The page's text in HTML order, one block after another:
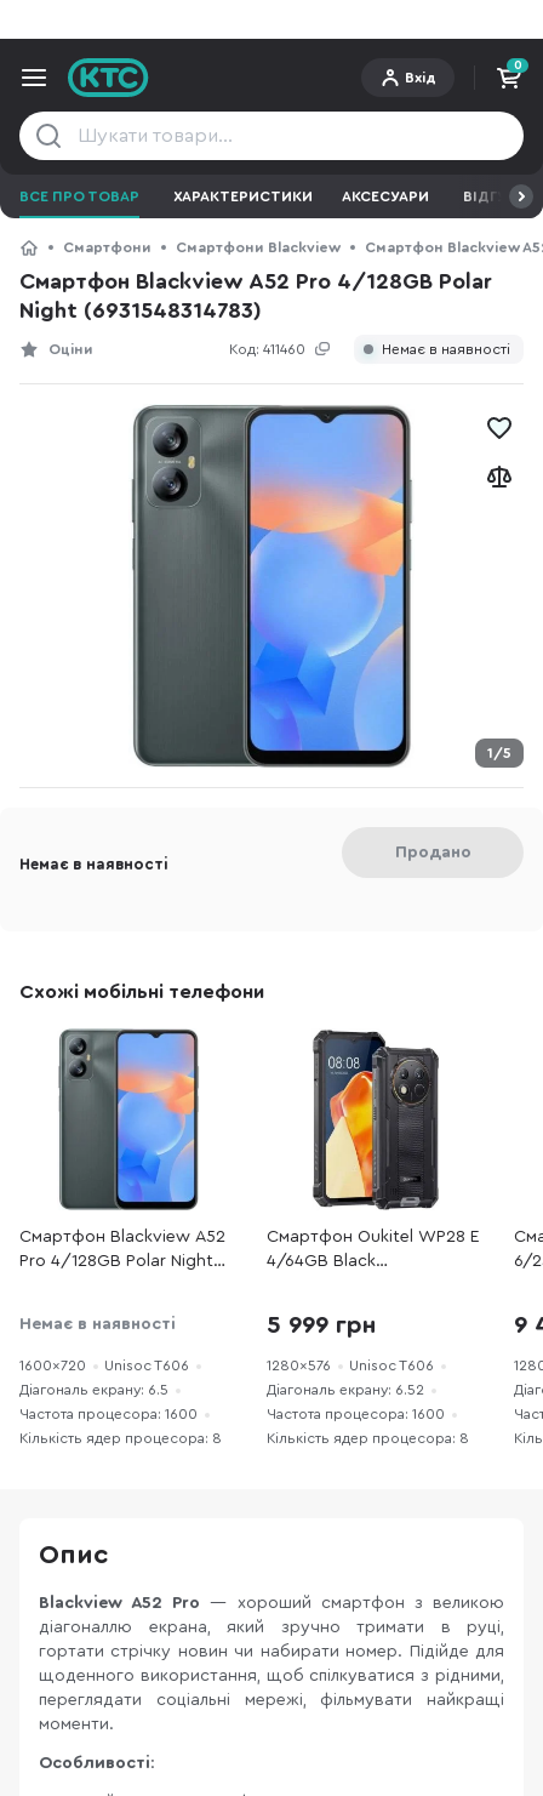
Вхід
0
ВСЕ ПРО ТОВАР ХАРАКТЕРИСТИКИ АКСЕСУАРИ ВІДГУКИ
Смартфони Смартфони Blackview Смартфон Blackview
Смартфон Blackview A52 Pro 4/128GB Polar
Night (6931548314783)
Код: 411460
Оціни Немає в наявності
1/5
Немає в наявності
Продано
Схожі мобільні телефони
Смартфон Blackview A52
Pro 4/128GB Polar Night
Немає в наявності
1600x720
Unisoc T606
Діагональ екрану: 6.5
Частота процесора: 1600
Кількість ядер процесора: 8
Смартфон Oukitel WP28 E
4/64GB Black
5 999 грн
1280x576
Unisoc T606
Діагональ екрану: 6.52
Частота процесора: 1600
Кількість ядер процесора: 8
6/
9
Опис
Blackview A52 Pro — хороший смартфон з великою
діагоналлю екрана, який зручно тримати в руці,
гортати стрічку новин чи набирати номер. Підійде для
щоденного використання, щоб спілкуватися з рідними,
переглядати соціальні мережі, фільмувати найкращі
моменти.
Особливості: